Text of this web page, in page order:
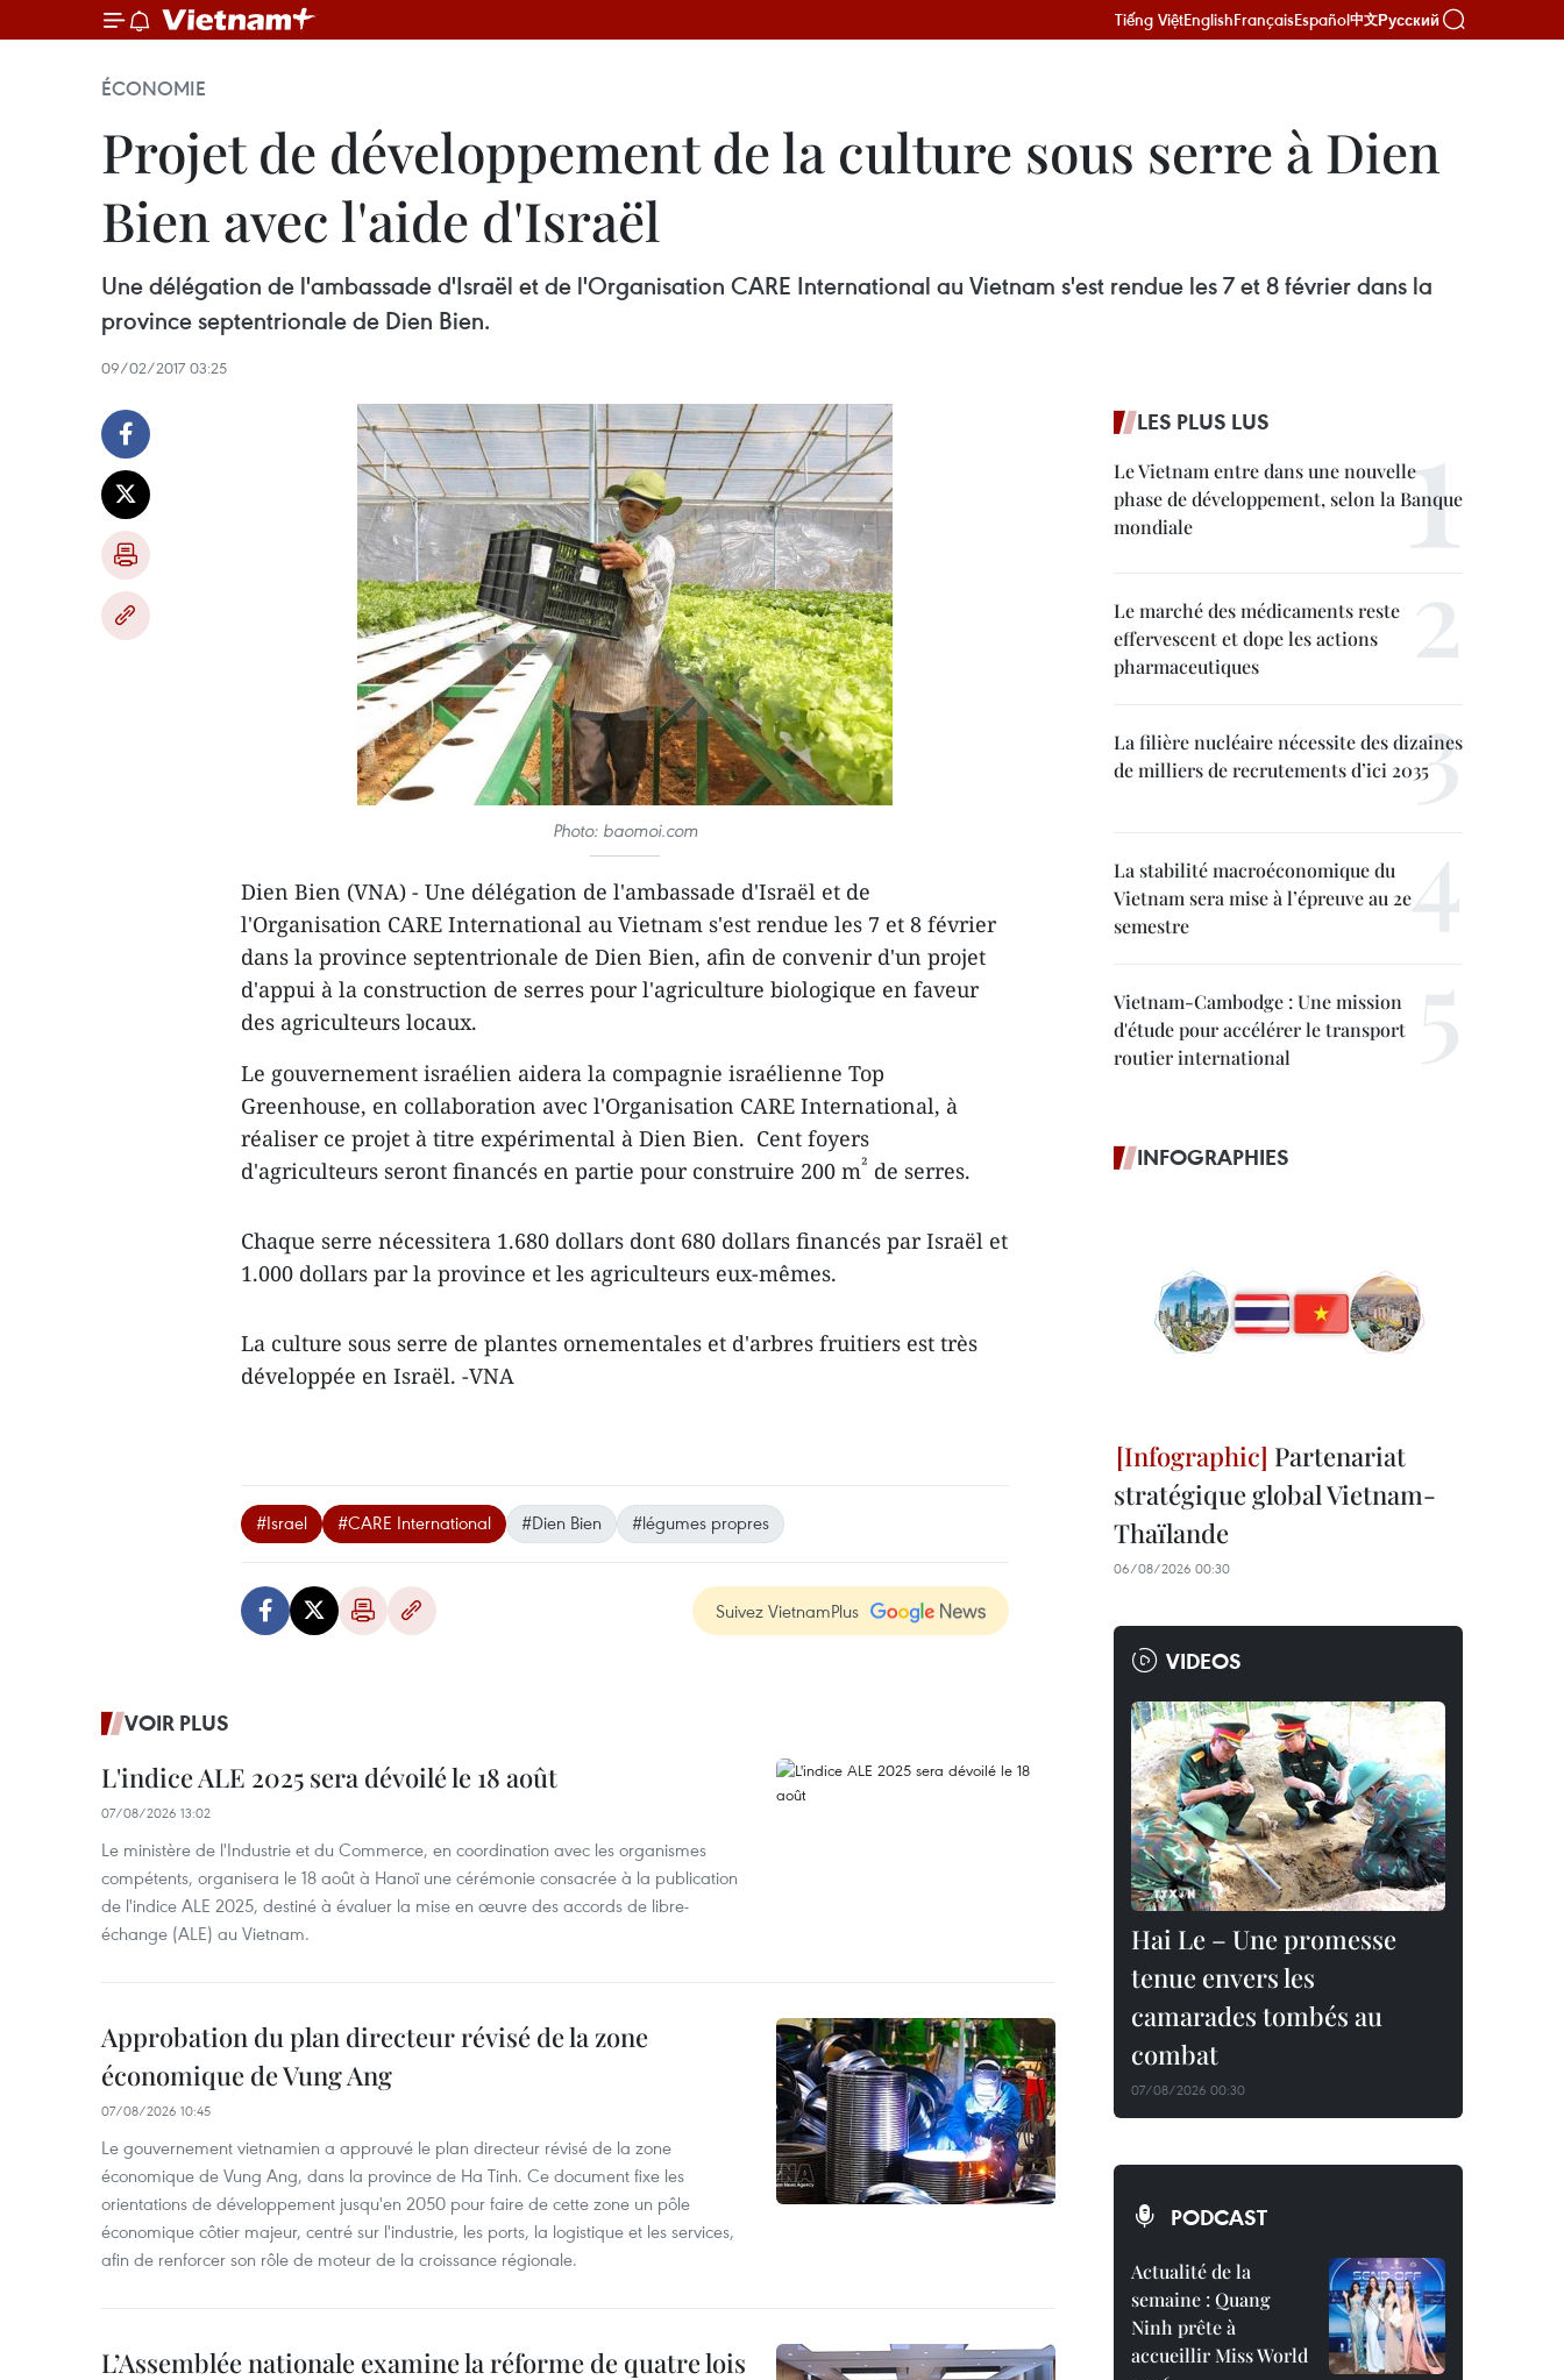
Tiếng ViệtEnglishFrançaisEspañol中文Русский
ÉCONOMIE
​Projet de développement de la culture sous serre à Dien
Bien avec l'aide d'Israël
Une délégation de l'ambassade d'Israël et de l'Organisation CARE International au Vietnam s'est rendue les 7 et 8 février dans la
province septentrionale de Dien Bien.
09/02/2017 03:25
Photo: baomoi.com
Dien Bien (VNA) - Une délégation de l'ambassade d'Israël et de
l'Organisation CARE International au Vietnam s'est rendue les 7 et 8 février
dans la province septentrionale de Dien Bien, afin de convenir d'un projet
d'appui ​à la construction de serres pour l'agriculture biologique en faveur
des agriculteurs locaux.
Le gouvernement israélien aidera la compagnie israélienne Top
Greenhouse, en collaboration avec l'Organisation CARE International, à
réaliser ce projet à titre expérimental à Dien Bien. ​ Cent foyers
d'agriculteurs seront financés en partie pour construire 200 m² de serres.
Chaque serre nécessitera 1.680 dollars dont 680 dollars financés par Israël et
1.000 dollars ​par la province et ​les agriculteurs eux-mêmes.
La culture sous serre de plantes ornementales et d'arbres fruitiers est très
développée en Israël. -VNA
#Israel #CARE International #Dien Bien #légumes propres
Suivez VietnamPlus
VOIR PLUS
L'indice ALE 2025 sera dévoilé le 18 août
07/08/2026 13:02
Le ministère de l'Industrie et du Commerce, en coordination avec les organismes
compétents, organisera le 18 août à Hanoï une cérémonie consacrée à la publication
de l'indice ALE 2025, destiné à évaluer la mise en œuvre des accords de libre-
échange (ALE) au Vietnam.
Approbation du plan directeur révisé de la zone
économique de Vung Ang
07/08/2026 10:45
Le gouvernement vietnamien a approuvé le plan directeur révisé de la zone
économique de Vung Ang, dans la province de Ha Tinh. Ce document fixe les
orientations de développement jusqu'en 2050 pour faire de cette zone un pôle
économique côtier majeur, centré sur l'industrie, les ports, la logistique et les services,
afin de renforcer son rôle de moteur de la croissance régionale.
L’Assemblée nationale examine la réforme de quatre lois
LES PLUS LUS
Le Vietnam entre dans une nouvelle
phase de développement, selon la Banque
mondiale
Le marché des médicaments reste
effervescent et dope les actions
pharmaceutiques
La filière nucléaire nécessite des dizaines
de milliers de recrutements d’ici 2035
La stabilité macroéconomique du
Vietnam sera mise à l’épreuve au 2e
semestre
Vietnam-Cambodge : Une mission
d'étude pour accélérer le transport
routier international
INFOGRAPHIES
Partenariat
stratégique global Vietnam-
Thaïlande
06/08/2026 00:30
VIDEOS
Hai Le – Une promesse
tenue envers les
camarades tombés au
combat
07/08/2026 00:30
PODCAST
Actualité de la
semaine : Quang
Ninh prête à
accueillir Miss World